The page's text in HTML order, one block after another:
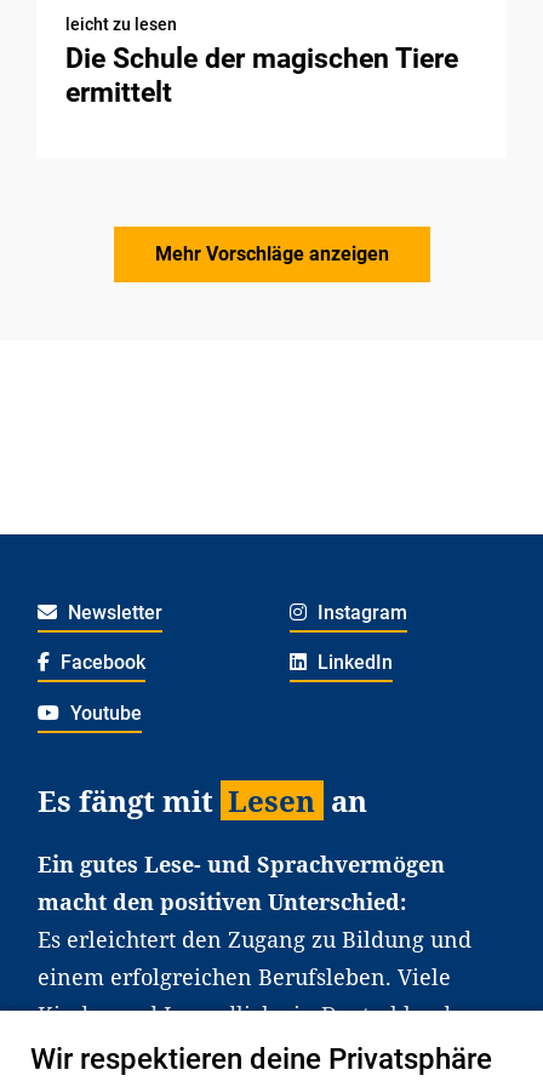
leicht zu lesen
Die Schule der magischen Tiere
ermittelt
Mehr Vorschläge anzeigen
Newsletter Instagram
Facebook LinkedIn
Youtube
Es fängt mit Lesen an
Ein gutes Lese- und Sprachvermögen
macht den positiven Unterschied:
Es erleichtert den Zugang zu Bildung und
einem erfolgreichen Berufsleben. Viele
Kinder und Jugendliche in Deutschland
haben aber große Schwierigkeiten dabei.
Wir respektieren deine Privatsphäre